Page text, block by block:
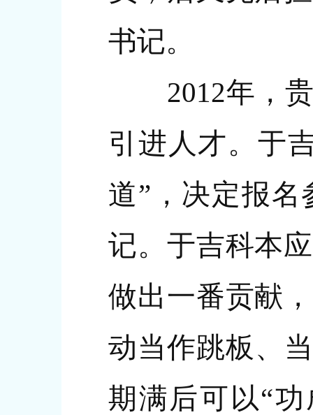
书记。
2012年，贵
引进人才。于
道”，决定报
记。于吉科本
做出一番贡献
动当作跳板、
期满后可以“